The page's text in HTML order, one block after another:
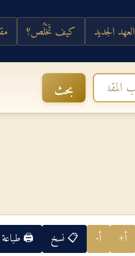
العهد الجديد كيف تَخْلُص؟
بحث
أ+ أ- 📋 نسخ 🖨 طباعة PDF